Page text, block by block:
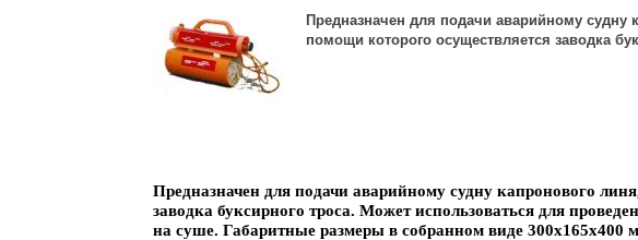
Предназначен для подачи аварийному судну
помощи которого осуществляется заводка
Предназначен для подачи аварийному судну капронового
заводка буксирного троса. Может использоваться для
на суше. Габаритные размеры в собранном виде 300х165х400